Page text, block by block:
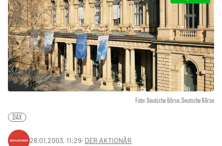
Foto: Deutsche Börse, Deutsche Börse
DAX
28.01.2003, 11:29‧ DER AKTIONÄR